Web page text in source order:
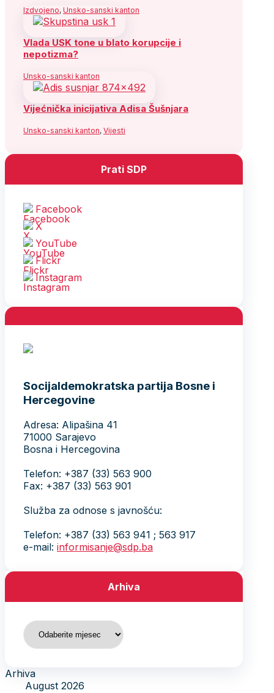
Izdvojeno, Unsko-sanski kanton
Vlada USK tone u blato korupcije i
nepotizma?
Unsko-sanski kanton
Vijećnička inicijativa Adisa Šušnjara
Unsko-sanski kanton, Vijesti
Prati SDP
Facebook
X
YouTube
Flickr
Instagram
Socijaldemokratska partija Bosne i
Hercegovine
Adresa: Alipašina 41
71000 Sarajevo
Bosna i Hercegovina
Telefon: +387 (33) 563 900
Fax: +387 (33) 563 901
Služba za odnose s javnošću:
Telefon: +387 (33) 563 941 ; 563 917
e-mail: informisanje@sdp.ba
Arhiva
Arhiva
Arhiva
August 2026